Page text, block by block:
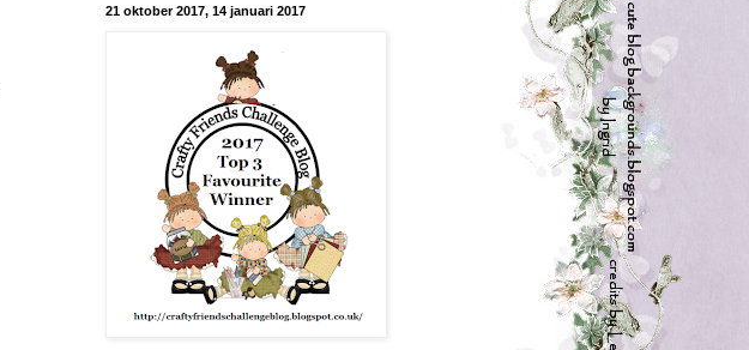
21 oktober 2017, 14 januari 2017